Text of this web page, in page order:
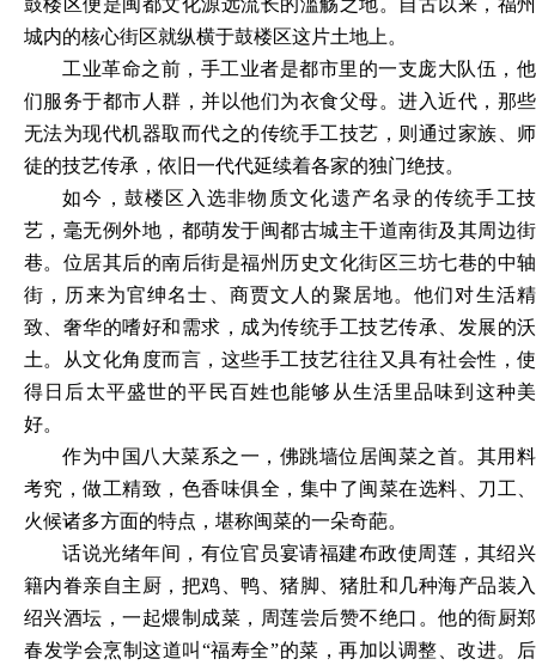
鼓楼区便是闽都文化源远流长的滥觞之地。自古以来，福州
城内的核心街区就纵横于鼓楼区这片土地上。
工业革命之前，手工业者是都市里的一支庞大队伍，他
们服务于都市人群，并以他们为衣食父母。进入近代，那些
无法为现代机器取而代之的传统手工技艺，则通过家族、师
徒的技艺传承，依旧一代代延续着各家的独门绝技。
如今，鼓楼区入选非物质文化遗产名录的传统手工技
艺，毫无例外地，都萌发于闽都古城主干道南街及其周边街
巷。位居其后的南后街是福州历史文化街区三坊七巷的中轴
街，历来为官绅名士、商贾文人的聚居地。他们对生活精
致、奢华的嗜好和需求，成为传统手工技艺传承、发展的沃
土。从文化角度而言，这些手工技艺往往又具有社会性，使
得日后太平盛世的平民百姓也能够从生活里品味到这种美
好。
作为中国八大菜系之一，佛跳墙位居闽菜之首。其用料
考究，做工精致，色香味俱全，集中了闽菜在选料、刀工、
火候诸多方面的特点，堪称闽菜的一朵奇葩。
话说光绪年间，有位官员宴请福建布政使周莲，其绍兴
籍内眷亲自主厨，把鸡、鸭、猪脚、猪肚和几种海产品装入
绍兴酒坛，一起煨制成菜，周莲尝后赞不绝口。他的衙厨郑
春发学会烹制这道叫 “福寿全”的菜，再加以调整、改进。后